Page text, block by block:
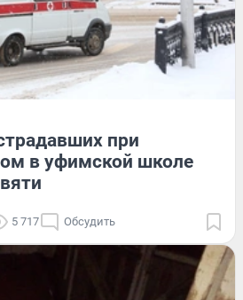
при
в уфимской школе
5 717 Обсудить